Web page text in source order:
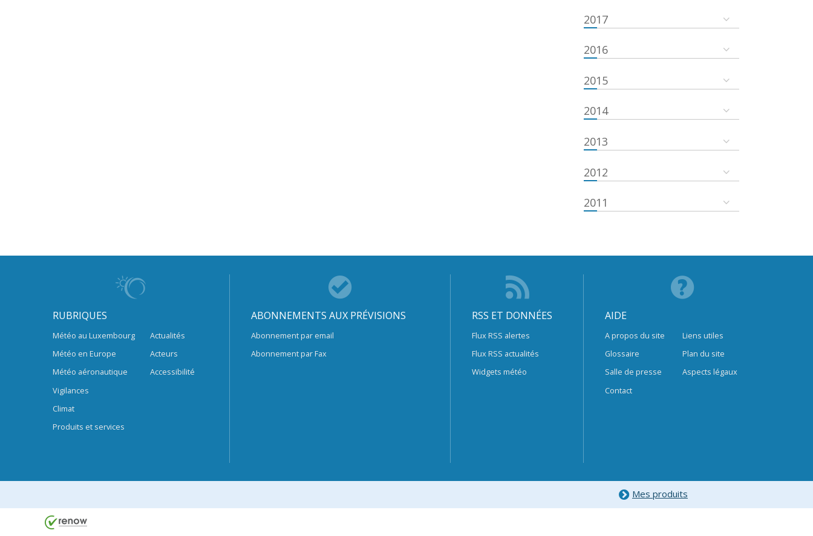
2017
2016
2015
2014
2013
2012
2011
RUBRIQUES
Météo au Luxembourg
Météo en Europe
Météo aéronautique
Vigilances
Climat
Produits et services
Actualités
Acteurs
Accessibilité
ABONNEMENTS AUX PRÉVISIONS
Abonnement par email
Abonnement par Fax
RSS ET DONNÉES
Flux RSS alertes
Flux RSS actualités
Widgets météo
AIDE
A propos du site
Glossaire
Salle de presse
Contact
Liens utiles
Plan du site
Aspects légaux
Mes produits